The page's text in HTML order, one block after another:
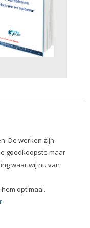
De werken zijn
goedkoopste maar
waar wij nu van
optimaal.